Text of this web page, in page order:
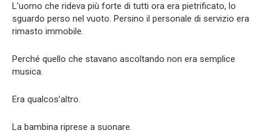
L’uomo che rideva più forte di tutti ora era pietrificato, lo
sguardo perso nel vuoto. Persino il personale di servizio era
rimasto immobile.
Perché quello che stavano ascoltando non era semplice
musica.
Era qualcos’altro.
La bambina riprese a suonare.